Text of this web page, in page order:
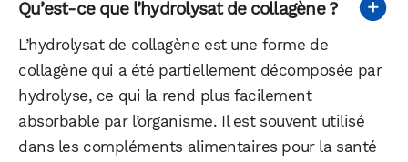
Qu’est-ce que l’hydrolysat de collagène ?
L’hydrolysat de collagène est une forme de
collagène qui a été partiellement décomposée par
hydrolyse, ce qui la rend plus facilement
absorbable par l’organisme. Il est souvent utilisé
dans les compléments alimentaires pour la santé